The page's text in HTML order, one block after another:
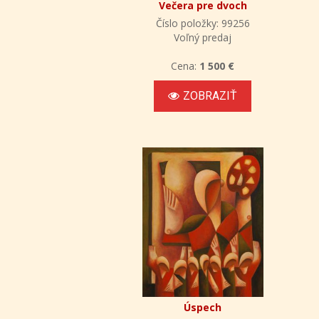
Večera pre dvoch
Číslo položky: 99256
Voľný predaj
Cena: 1 500 €
ZOBRAZIŤ
Úspech